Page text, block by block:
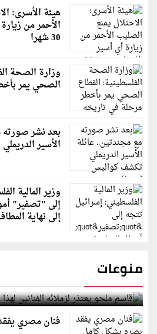
هيئة الأسرى:
الأحمر من
30 شهرا
وزارة الصحة
الصحي يمر
بعد نشر صورته
الأسير
وزير المالية
إلى "تصفير"
إلى نهاية
منوعات
قاسم ملحو يعتذر لزملائه الفنانين
فنان مصري